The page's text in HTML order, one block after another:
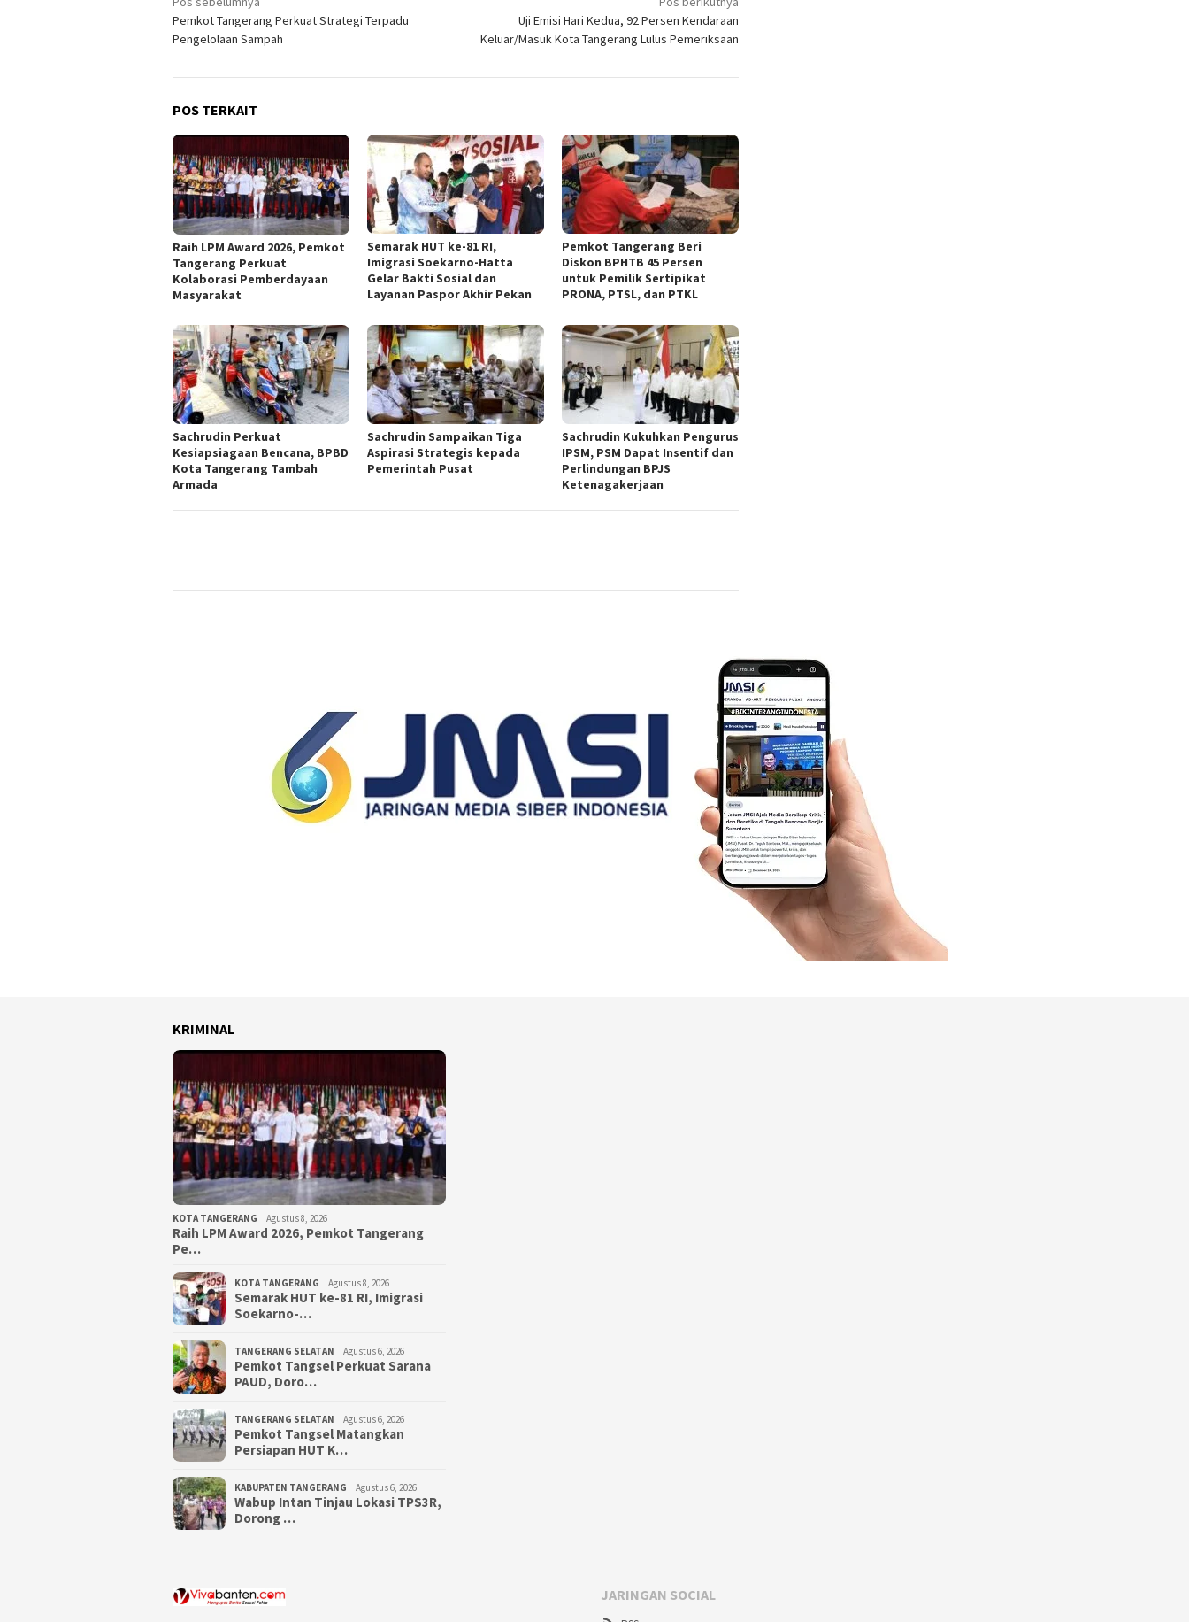
pos
Pemkot Tangerang Perkuat Strategi Terpadu
Pengelolaan Sampah
Uji Emisi Hari Kedua, 92 Persen Kendaraan
Keluar/Masuk Kota Tangerang Lulus Pemeriksaan
POS TERKAIT
Raih LPM Award 2026, Pemkot
Tangerang Perkuat
Kolaborasi Pemberdayaan
Masyarakat
Semarak HUT ke-81 RI,
Imigrasi Soekarno-Hatta
Gelar Bakti Sosial dan
Layanan Paspor Akhir Pekan
Pemkot Tangerang Beri
Diskon BPHTB 45 Persen
untuk Pemilik Sertipikat
PRONA, PTSL, dan PTKL
Sachrudin Perkuat
Kesiapsiagaan Bencana, BPBD
Kota Tangerang Tambah
Armada
Sachrudin Sampaikan Tiga
Aspirasi Strategis kepada
Pemerintah Pusat
Sachrudin Kukuhkan Pengurus
IPSM, PSM Dapat Insentif dan
Perlindungan BPJS
Ketenagakerjaan
KRIMINAL
KOTA TANGERANG Agustus 8, 2026
Raih LPM Award 2026, Pemkot Tangerang
Pe…
KOTA TANGERANG Agustus 8, 2026
Semarak HUT ke-81 RI, Imigrasi
Soekarno-…
TANGERANG SELATAN Agustus 6, 2026
Pemkot Tangsel Perkuat Sarana
PAUD, Doro…
TANGERANG SELATAN Agustus 6, 2026
Pemkot Tangsel Matangkan
Persiapan HUT K…
KABUPATEN TANGERANG Agustus 6, 2026
Wabup Intan Tinjau Lokasi TPS3R,
Dorong …
JARINGAN SOCIAL